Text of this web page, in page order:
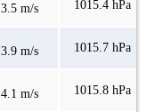
3.5 m/s 1015.4 hPa
3.9 m/s 1015.7 hPa
4.1 m/s 1015.8 hPa